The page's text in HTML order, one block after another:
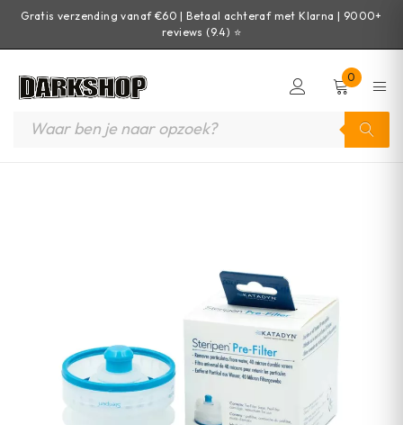
Gratis verzending vanaf €60 | Betaal achteraf met Klarna | 9000+
reviews (9.4) ⭐
0